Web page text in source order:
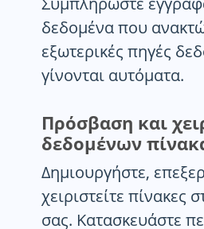
δεδομένα που
εξωτερικές πηγές
γίνονται αυτόματα.
Πρόσβαση και
δεδομένων
Δημιουργήστε,
χειριστείτε πίνακες
σας. Κατασκευάστε